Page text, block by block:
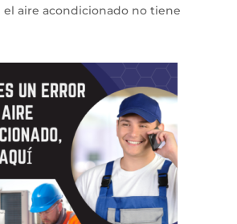
el aire acondicionado no tiene